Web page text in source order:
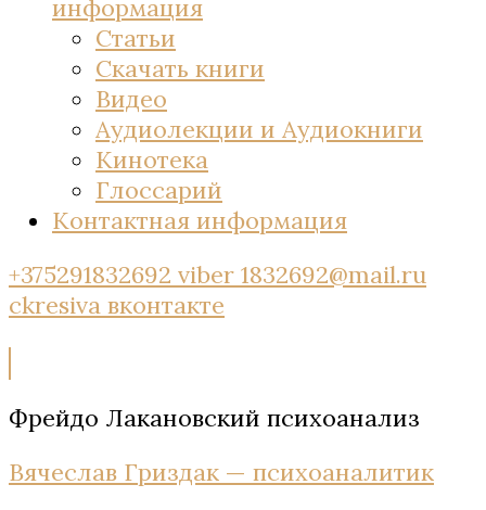
информация
Статьи
Скачать книги
Видео
Аудиолекции и Аудиокниги
Кинотека
Глоссарий
Контактная информация
+375291832692 viber 1832692@mail.ru
ckresiva вконтакте
Фрейдо Лакановский психоанализ
Вячеслав Гриздак — психоаналитик